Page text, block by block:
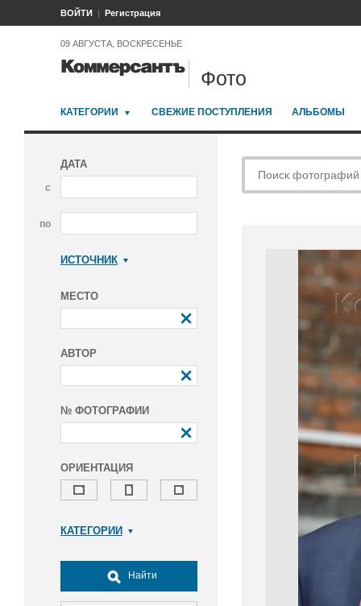
ВОЙТИ Регистрация
09 АВГУСТА, ВОСКРЕСЕНЬЕ
Фото
КАТЕГОРИИ СВЕЖИЕ ПОСТУПЛЕНИЯ АЛЬБОМЫ
ДАТА
с
по
ИСТОЧНИК
МЕСТО
АВТОР
№ ФОТОГРАФИИ
ОРИЕНТАЦИЯ
КАТЕГОРИИ
Досуг, туризм и отдых
Культура
Найти